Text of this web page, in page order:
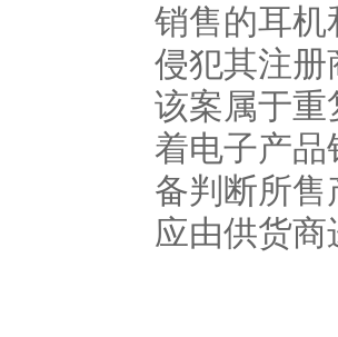
销售的耳机
侵犯其注册
该案属于重
着电子产
备判断所
应由供货